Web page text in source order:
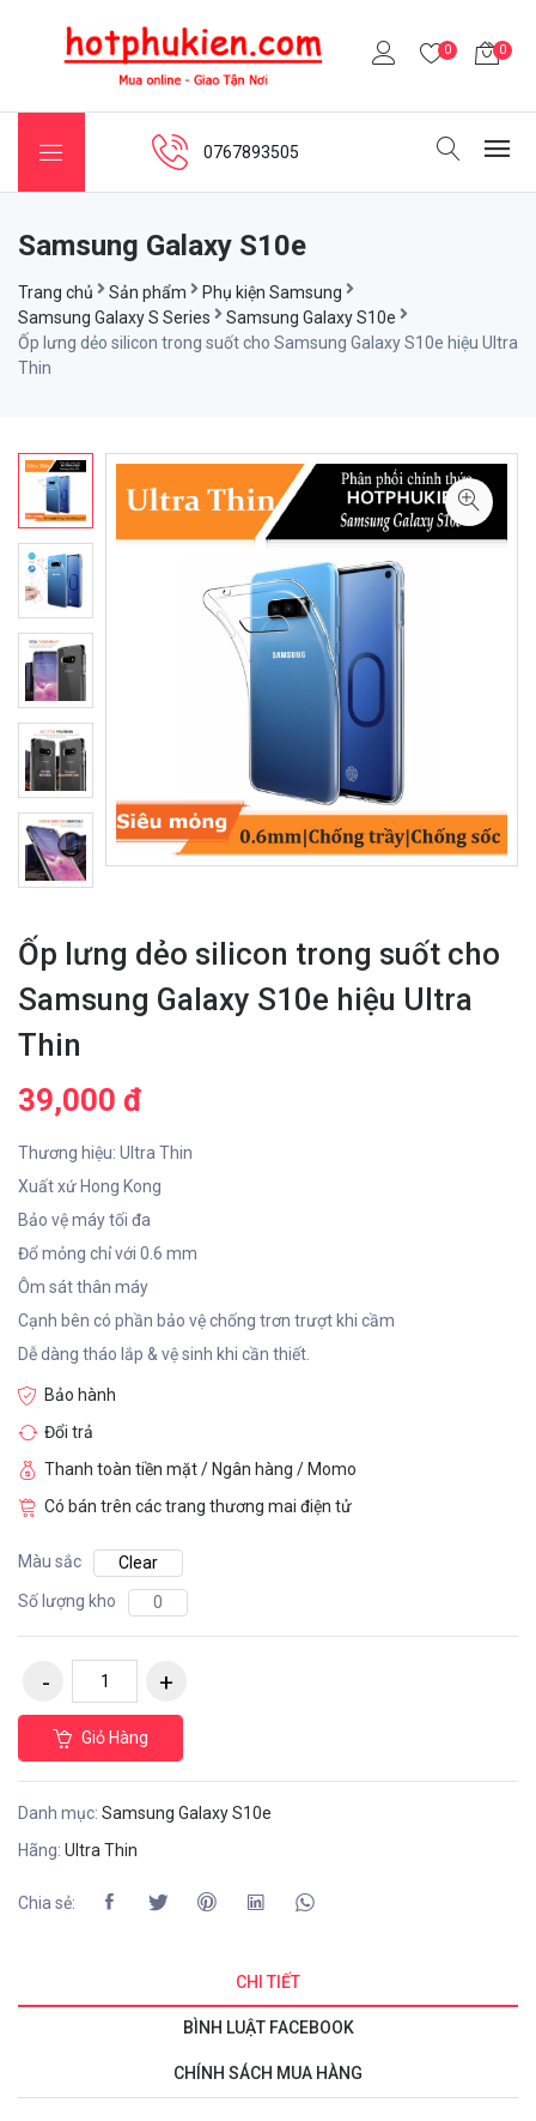
0 0
0767893505
Samsung Galaxy S10e
Trang chủ Sản phẩm
Phụ kiện Samsung
Samsung Galaxy S Series
Samsung Galaxy S10e
Ốp lưng dẻo silicon trong suốt cho Samsung Galaxy S10e hiệu Ultra
Thin
Ốp lưng dẻo silicon trong suốt cho
Samsung Galaxy S10e hiệu Ultra
Thin
39,000 đ
Thương hiệu: Ultra Thin
Xuất xứ Hong Kong
Bảo vệ máy tối đa
Đổ mỏng chỉ với 0.6 mm
Ôm sát thân máy
Cạnh bên có phần bảo vệ chống trơn trượt khi cầm
Dễ dàng tháo lắp & vệ sinh khi cần thiết.
Bảo hành
Đổi trả
Thanh toàn tiền mặt / Ngân hàng / Momo
Có bán trên các trang thương mai điện tử
Màu sắc
Clear
Số lượng kho
0
Giỏ Hàng
Danh mục: Samsung Galaxy S10e
Hãng: Ultra Thin
Chia sẻ:
CHI TIẾT
BÌNH LUẬT FACEBOOK
CHÍNH SÁCH MUA HÀNG